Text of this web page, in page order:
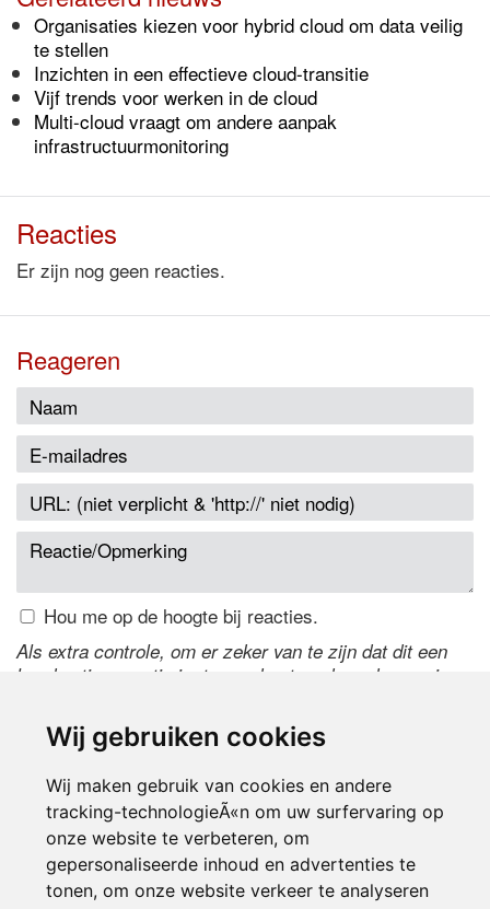
Wij gebruiken cookies
Wij maken gebruik van cookies en andere
tracking-technologieÃ«n om uw surfervaring op
onze website te verbeteren, om
gepersonaliseerde inhoud en advertenties te
tonen, om onze website verkeer te analyseren
Organisaties kiezen voor hybrid cloud om data veilig
te stellen
Inzichten in een effectieve cloud-transitie
Vijf trends voor werken in de cloud
Multi-cloud vraagt om andere aanpak
infrastructuurmonitoring
Reacties
Er zijn nog geen reacties.
Reageren
Hou me op de hoogte bij reacties.
Als extra controle, om er zeker van te zijn dat dit een
handmatige reactie is, typ onderstaande code over in
de code te wijzigen.